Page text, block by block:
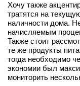
Хочу также
тратятся на
наличности дома.
начисляемым
Также стоит
те же продукты
тогда необходимо
экономии был
мониторить